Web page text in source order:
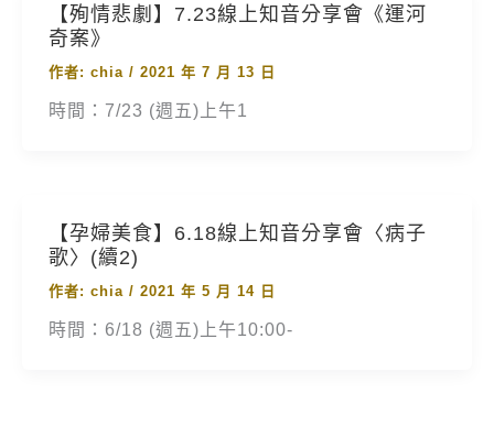
【殉情悲劇】7.23線上知音分享會《運河
奇案》
作者: chia / 2021 年 7 月 13 日
時間：7/23 (週五)上午1
【孕婦美食】6.18線上知音分享會〈病子
歌〉(續2)
作者: chia / 2021 年 5 月 14 日
時間：6/18 (週五)上午10:00-